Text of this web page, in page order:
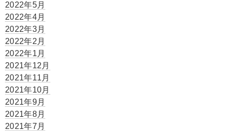
2022年5月
2022年4月
2022年3月
2022年2月
2022年1月
2021年12月
2021年11月
2021年10月
2021年9月
2021年8月
2021年7月